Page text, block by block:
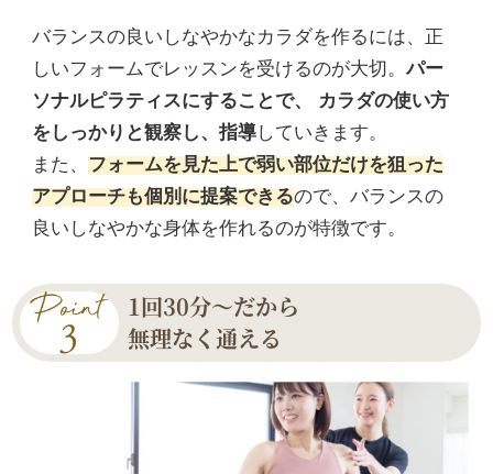
バランスの良いしなやかなカラダを作るには、正
しいフォームでレッスンを受けるのが大切。パー
ソナルピラティスにすることで、 カラダの使い方
をしっかりと観察し、指導していきます。
また、 フォームを見た上で弱い部位だけを狙った
アプローチも個別に提案できるので、バランスの
良いしなやかな身体を作れるのが特徴です。
1回30分〜だから
無理なく通える